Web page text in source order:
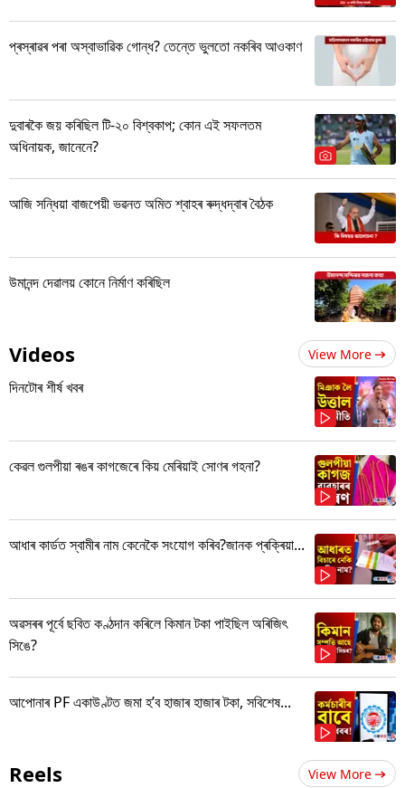
প্ৰস্ৰাৱৰ পৰা অস্বাভাৱিক গোন্ধ? তেন্তে ভুলতো নকৰিব আওকাণ
দুবাৰকৈ জয় কৰিছিল টি-২০ বিশ্বকাপ; কোন এই সফলতম
অধিনায়ক, জানেনে?
আজি সন্ধিয়া বাজপেয়ী ভৱনত অমিত শ্বাহৰ ৰুদ্ধদ্বাৰ বৈঠক
উমানন্দ দেৱালয় কোনে নিৰ্মাণ কৰিছিল
Videos View More
দিনটোৰ শীৰ্ষ খবৰ
কেৱল গুলপীয়া ৰঙৰ কাগজেৰে কিয় মেৰিয়াই সোণৰ গহনা?
আধাৰ কাৰ্ডত স্বামীৰ নাম কেনেকৈ সংযোগ কৰিব?জানক প্ৰক্ৰিয়া...
অৱসৰৰ পূৰ্বে ছবিত কণ্ঠদান কৰিলে কিমান টকা পাইছিল অৰিজিৎ
সিঙে?
আপোনাৰ PF একাউণ্টত জমা হ’ব হাজাৰ হাজাৰ টকা, সবিশেষ...
Reels View More